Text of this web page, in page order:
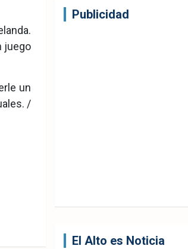
juego
un
/
Publicidad
El Alto es Noticia